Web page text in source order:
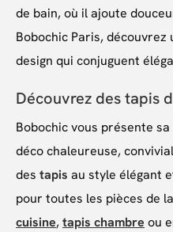
de bain, où il ajoute
Bobochic Paris,
design qui conjuguent
Découvrez des tapis
Bobochic vous présente
déco chaleureuse,
des tapis au style élégant
pour toutes les pièces de
cuisine,tapis chambre ou